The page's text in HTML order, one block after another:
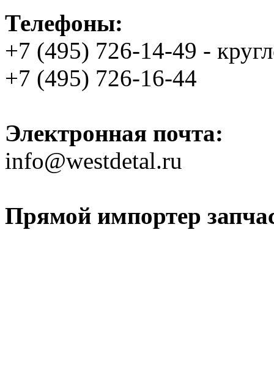
Телефоны:
+7 (495) 726-14-49 -
+7 (495) 726-16-44
Электронная почта:
info@westdetal.ru
Прямой импортер